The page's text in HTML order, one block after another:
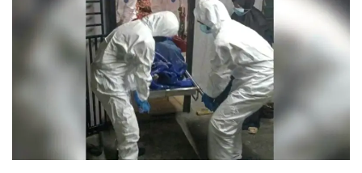
a
n
e
m
a